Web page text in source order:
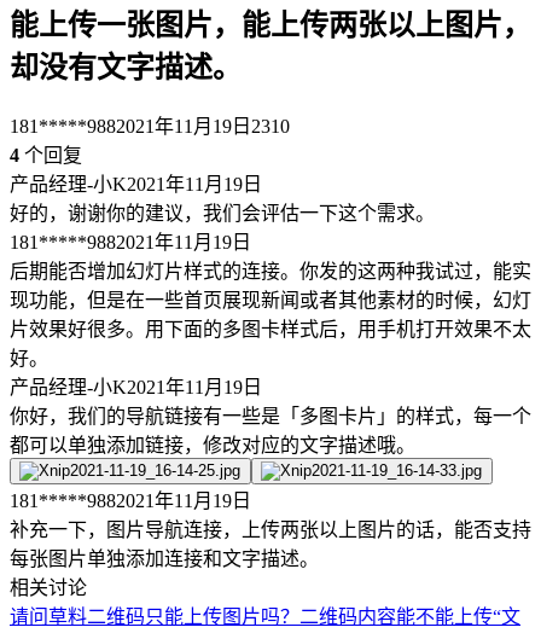
能上传一张图片，能上传两张以上图片，
却没有文字描述。
181*****9882021年11月19日 2310
4 个回复
产品经理-小K2021年11月19日
好的，谢谢你的建议，我们会评估一下这个需求。
181*****9882021年11月19日
后期能否增加幻灯片样式的连接。你发的这两种我试过，能实
现功能，但是在一些首页展现新闻或者其他素材的时候，幻灯
片效果好很多。用下面的多图卡样式后，用手机打开效果不太
好。
产品经理-小K2021年11月19日
你好，我们的导航链接有一些是「多图卡片」的样式，每一个
都可以单独添加链接，修改对应的文字描述哦。
181*****9882021年11月19日
补充一下，图片导航连接，上传两张以上图片的话，能否支持
每张图片单独添加连接和文字描述。
相关讨论
请问草料二维码只能上传图片吗？二维码内容能不能上传“文